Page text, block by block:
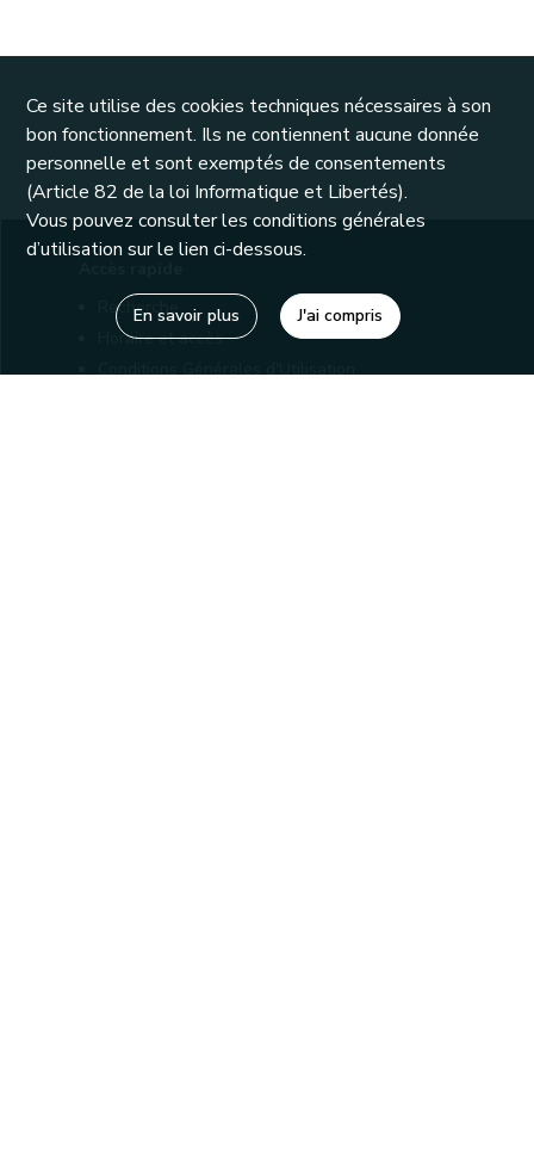
Recherche
Horaire et accès
Conditions Générales d'Utilisation
Ce site utilise des cookies techniques nécessaires à son
bon fonctionnement. Ils ne contiennent aucune donnée
personnelle et sont exemptés de consentements
(Article 82 de la loi Informatique et Libertés).
Vous pouvez consulter les conditions générales
d’utilisation sur le lien ci-dessous.
En savoir plus J'ai compris